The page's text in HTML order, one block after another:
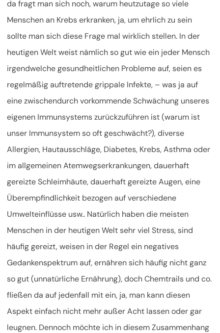
da fragt man sich noch, warum heutzutage so viele
Menschen an Krebs erkranken, ja, um ehrlich zu sein
sollte man sich diese Frage mal wirklich stellen. In der
heutigen Welt weist nämlich so gut wie ein jeder Mensch
irgendwelche gesundheitlichen Probleme auf, seien es
regelmäßig auftretende grippale Infekte, – was ja auf
eine zwischendurch vorkommende Schwächung unseres
eigenen Immunsystems zurückzuführen ist (warum ist
unser Immunsystem so oft geschwächt?), diverse
Allergien, Hautausschläge, Diabetes, Krebs, Asthma oder
im allgemeinen Atemwegserkrankungen, dauerhaft
gereizte Schleimhäute, dauerhaft gereizte Augen, eine
Überempfindlichkeit bezogen auf verschiedene
Umwelteinflüsse usw.. Natürlich haben die meisten
Menschen in der heutigen Welt sehr viel Stress, sind
häufig gereizt, weisen in der Regel ein negatives
Gedankenspektrum auf, ernähren sich häufig nicht ganz
so gut (unnatürliche Ernährung), doch Chemtrails und co.
fließen da auf jedenfall mit ein, ja, man kann diesen
Aspekt einfach nicht mehr außer Acht lassen oder gar
leugnen. Dennoch möchte ich in diesem Zusammenhang